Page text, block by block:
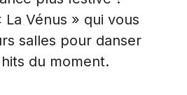
Vénus » qui vous
salles pour danser
du moment.